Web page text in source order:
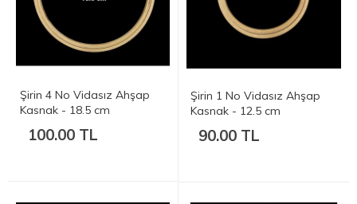
Şirin 4 No Vidasız Ahşap
Kasnak - 18.5 cm
100.00 TL
Şirin 1 No Vidasız Ahşap
Kasnak - 12.5 cm
90.00 TL